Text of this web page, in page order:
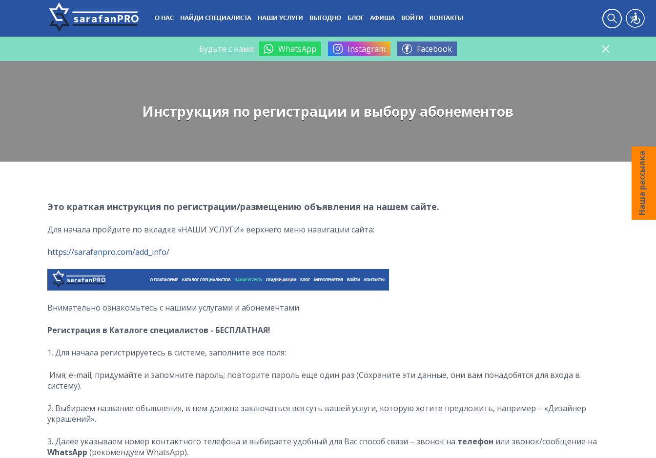
О НАС НАЙДИ СПЕЦИАЛИСТА НАШИ УСЛУГИ ВЫГОДНО БЛОГ АФИША ВОЙТИ КОНТАКТЫ
Что
Вы
ищете?
Будьте с нами
WhatsApp Instagram Facebook
Инструкция по регистрации и выбору абонементов
Это краткая инструкция по регистрации/размещению объявления на нашем сайте.
Для начала пройдите по вкладке «НАШИ УСЛУГИ» верхнего меню навигации сайта:
https://sarafanpro.com/add_info/
Внимательно ознакомьтесь с нашими услугами и абонементами.
Регистрация в Каталоге специалистов - БЕСПЛАТНАЯ!
1. Для начала регистрируетесь в системе, заполните все поля:
Имя; e-mail; придумайте и запомните пароль; повторите пароль еще один раз (Сохраните эти данные, они вам понадобятся для входа в
систему).
2. Выбираем название объявления, в нем должна заключаться вся суть вашей услуги, которую хотите предложить, например – «Дизайнер
украшений».
3. Далее указываем номер контактного телефона и выбираете удобный для Вас способ связи – звонок на телефон или звонок/сообщение на
WhatsApp (рекомендуем WhatsApp).
Наша рассылка